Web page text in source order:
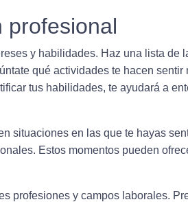
profesional
y habilidades. Haz una lista de
qué actividades te hacen sentir
tus habilidades, te ayudará a
situaciones en las que te hayas
Estos momentos pueden
profesiones y campos laborales.